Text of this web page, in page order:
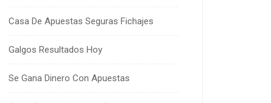
Casa De Apuestas Seguras Fichajes
Galgos Resultados Hoy
Se Gana Dinero Con Apuestas